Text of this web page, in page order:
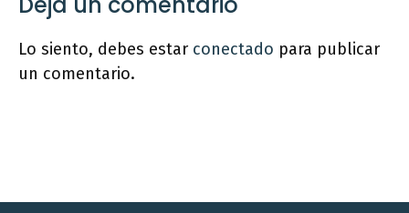
Lo siento, debes estar conectado para publicar
un comentario.